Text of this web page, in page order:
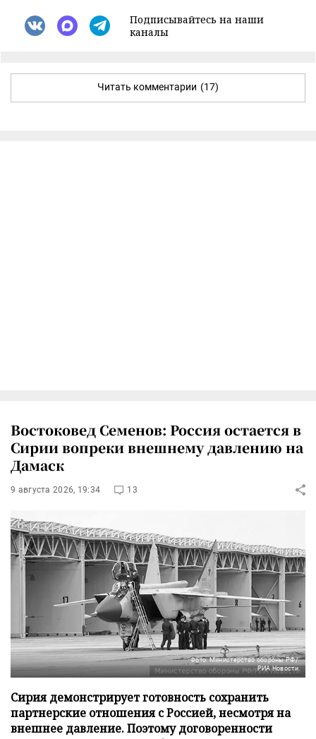
Подписывайтесь на наши
каналы
Читать комментарии (17)
Востоковед Семенов: Россия остается в
Сирии вопреки внешнему давлению на
Дамаск
9 августа 2026, 19:34 13
Фото: Министерство обороны РФ/
РИА Новости
Сирия демонстрирует готовность сохранить
партнерские отношения с Россией, несмотря на
внешнее давление. Поэтому договоренности